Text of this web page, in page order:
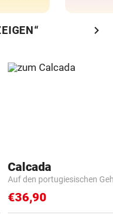
chevron_right
Calcada
Auf den portugiesischen
€36,90